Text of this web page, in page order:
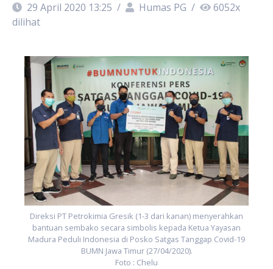
29 April 2020 13:25 / Humas PG / 6052x
dilihat
Direksi PT Petrokimia Gresik (1-3 dari kanan) menyerahkan
bantuan sembako secara simbolis kepada Ketua Yayasan
Madura Peduli Indonesia di Posko Satgas Tanggap Covid-19
BUMN Jawa Timur (27/04/2020).
Foto : Chelu